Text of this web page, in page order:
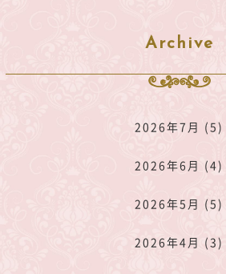
Archive
2026年7月 (5)
2026年6月 (4)
2026年5月 (5)
2026年4月 (3)